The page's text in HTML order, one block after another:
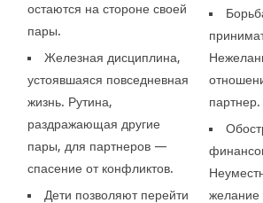
остаются на стороне своей
пары.
Железная дисциплина,
устоявшаяся повседневная
жизнь. Рутина,
раздражающая другие
пары, для партнеров —
спасение от конфликтов.
Дети позволяют перейти
партнер.
желание